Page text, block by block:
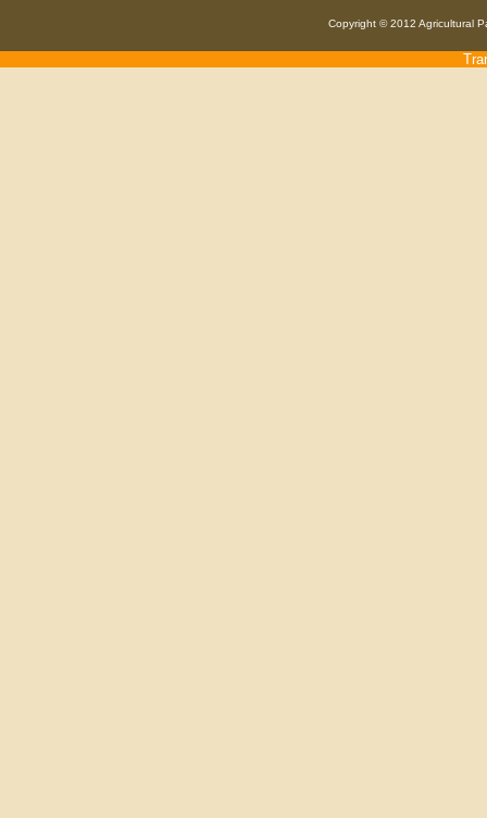
Copyright © 2012 Agricultural